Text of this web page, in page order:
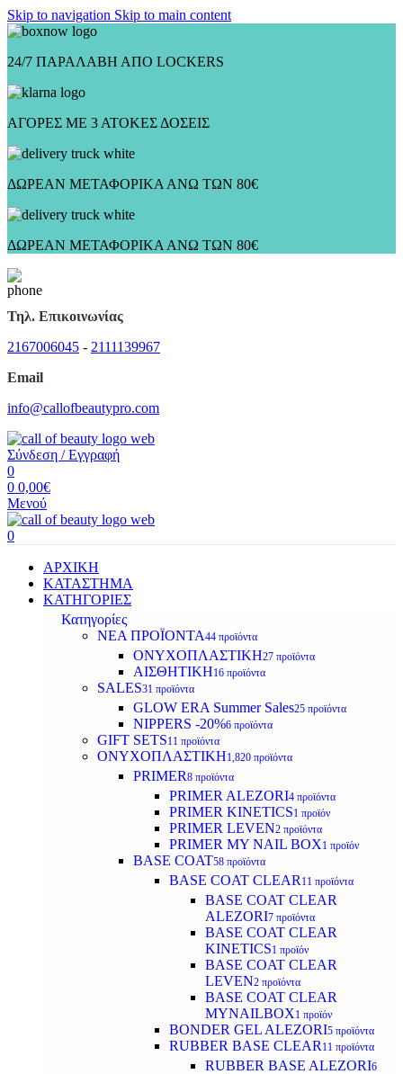
Skip to navigation Skip to main content
24/7 ΠΑΡΑΛΑΒΗ ΑΠΟ LOCKERS
ΑΓΟΡΕΣ ΜΕ 3 ΑΤΟΚΕΣ ΔΟΣΕΙΣ
ΔΩΡΕΑΝ ΜΕΤΑΦΟΡΙΚΑ ΑΝΩ ΤΩΝ 80€
ΔΩΡΕΑΝ ΜΕΤΑΦΟΡΙΚΑ ΑΝΩ ΤΩΝ 80€
Τηλ. Επικοινωνίας
2167006045 - 2111139967
Email
info@callofbeautypro.com
Σύνδεση / Εγγραφή
0
0 0,00€
Μενού
0
ΑΡΧΙΚΗ
ΚΑΤΑΣΤΗΜΑ
ΚΑΤΗΓΟΡΙΕΣ
Κατηγορίες
ΝΕΑ ΠΡΟΪΟΝΤΑ44 προϊόντα
ΟΝΥΧΟΠΛΑΣΤΙΚΗ27 προϊόντα
ΑΙΣΘΗΤΙΚΗ16 προϊόντα
SALES31 προϊόντα
GLOW ERA Summer Sales25 προϊόντα
NIPPERS -20%6 προϊόντα
GIFT SETS11 προϊόντα
ΟΝΥΧΟΠΛΑΣΤΙΚΗ1,820 προϊόντα
PRIMER8 προϊόντα
PRIMER ALEZORI4 προϊόντα
PRIMER KINETICS1 προϊόν
PRIMER LEVEN2 προϊόντα
PRIMER MY NAIL BOX1 προϊόν
BASE COAT58 προϊόντα
BASE COAT CLEAR 11 προϊόντα
BASE COAT CLEAR
ALEZORI7 προϊόντα
BASE COAT CLEAR
KINETICS1 προϊόν
BASE COAT CLEAR
LEVEN2 προϊόντα
BASE COAT CLEAR
MYNAILBOX1 προϊόν
BONDER GEL ALEZORI5 προϊόντα
RUBBER BASE CLEAR 11 προϊόντα
RUBBER BASE ALEZORI6